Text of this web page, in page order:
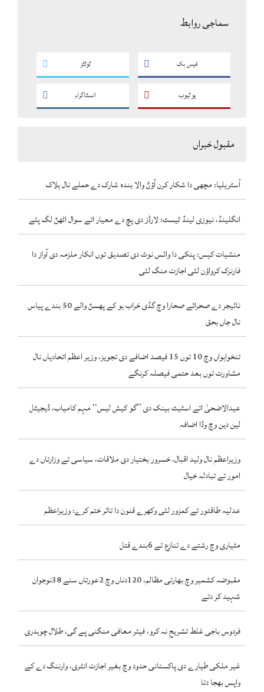
سماجی روابط
فیس بک ٹوئٹر
یو ٹیوب انسٹاگرام
مقبول خبراں
آسٹریلیا: مچھی دا شکار کرن آؤݨ والا بندہ شارک دے حملے نال ہلاک
انگلینڈ، نیوزی لینڈ ٹیسٹ: لارڈز دی پچ دے معیار اتے سوال اٹھݨ لگ پئے
منشیات کیس: پنکی دا وائس نوٹ دی تصدیق توں انکار ملزمہ دی آواز دا
فارنزک کرواؤن لئی اجازت منگ لئی
نائیجر دے صحرائے صحارا وچ گڈی خراب ہو کے پھسݨ والے 50 بندے پیاس
نال جاں بحق
تنخواہواں وچ 10 توں 15 فیصد اضافے دی تجویز، وزیر اعظم اتحادیاں نال
مشاورت توں بعد حتمی فیصلہ کرنگے
عیدالاضحیٰ اتے اسٹیٹ بینک دی ’’گو کیش لیس‘‘ مہم کامیاب، ڈیجیٹل
لین دین وچ وڈا اضافہ
وزیراعظم نال ولید اقبال، خسرور بختیار دی ملاقات، سیاسی تے وزارتاں دے
امور تے تبادلہ خیال
عدلیہ طاقتور تے کمزور لئی وکھرے قنون دا تاثر ختم کرے: وزیراعظم
مٹیاری وچ رشتے دے تنازع تے 6بندے قتل
مقبوضہ کشمیر وچ بھارتی مظالم، 120دناں وچ 2عورتاں سنے 38نوجوان
شہید کر دتے
فردوس باجی غلط تشریح نہ کرو، فیئر معافی منگنی پے گی، طلال چوہدری
غیر ملکی طیارے دی پاکستانی حدود وچ بغیر اجازت انٹری، وارننگ دے کے
واپس بھجا دتا